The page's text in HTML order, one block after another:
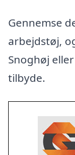
Gennemse
arbejdstøj,
Snoghøj
tilbyde.